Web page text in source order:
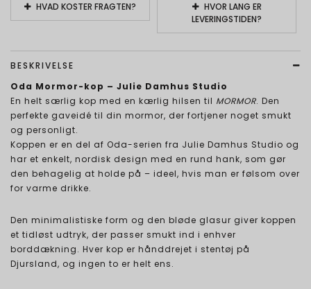
HVAD KOSTER FRAGTEN?
HVOR LANG ER
LEVERINGSTIDEN?
BESKRIVELSE
Oda Mormor-kop – Julie Damhus Studio
En helt særlig kop med en kærlig hilsen til MORMOR. Den
perfekte gaveidé til din mormor, der fortjener noget smukt
og personligt.
Koppen er en del af Oda-serien fra Julie Damhus Studio og
har et enkelt, nordisk design med en rund hank, som gør
den behagelig at holde på – ideel, hvis man er følsom over
for varme drikke.
Den minimalistiske form og den bløde glasur giver koppen
et tidløst udtryk, der passer smukt ind i enhver
borddækning. Hver kop er hånddrejet i stentøj på
Djursland, og ingen to er helt ens.